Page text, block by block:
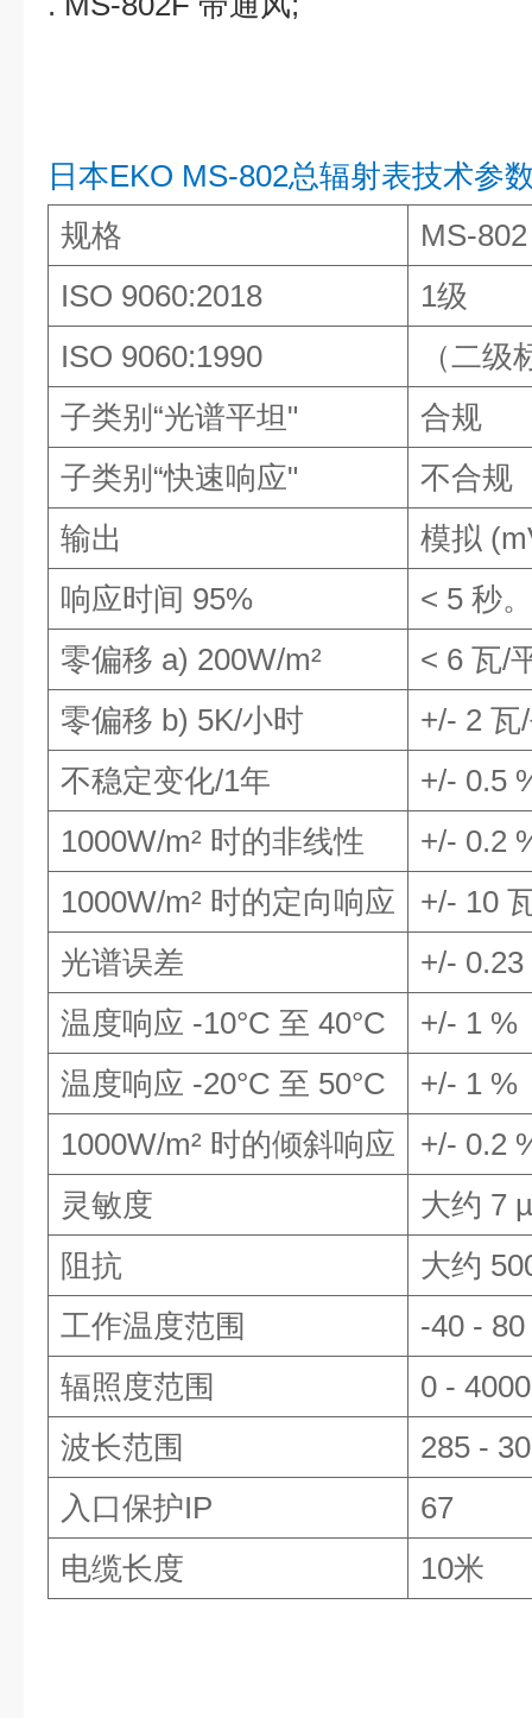
日本EKO MS-802总辐射表技术参
规格
MS-802
ISO 9060:2018
1级
ISO 9060:1990
（二级
子类别 “光谱平坦"
合规
子类别 “快速响应"
不合规
输出
模拟
响应时间 95% < 5 秒。
零偏移 a) 200W/m² < 6 瓦/
零偏移 b) 5K/小时 +/- 2 瓦/
不稳定变化/1年
+/- 0.5
1000W/m² 时的非线性
+/- 0.2
1000W/m² 时的定向响应 +/- 10
光谱误差
+/- 0.23
温度响应 -10°C 至 40°C
+/- 1 %
温度响应 -20°C 至 50°C
+/- 1 %
1000W/m² 时的倾斜响应
+/- 0.2
灵敏度
大约 7
阻抗
大约
工作温度范围
-40 - 80
辐照度范围
0 - 4000
波长范围
285 -
入口保护IP
67
电缆长度
10米